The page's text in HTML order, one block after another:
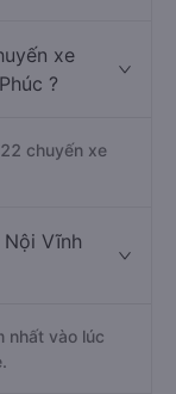
xe
?
chuyến xe
Vĩnh
nhất vào lúc